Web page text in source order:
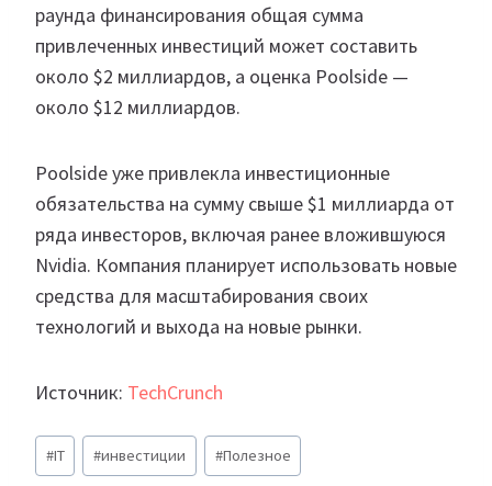
раунда финансирования общая сумма
привлеченных инвестиций может составить
около $2 миллиардов, а оценка Poolside —
около $12 миллиардов.
Poolside уже привлекла инвестиционные
обязательства на сумму свыше $1 миллиарда от
ряда инвесторов, включая ранее вложившуюся
Nvidia. Компания планирует использовать новые
средства для масштабирования своих
технологий и выхода на новые рынки.
Источник: TechCrunch
Метки
записи:
#IT #инвестиции #Полезное